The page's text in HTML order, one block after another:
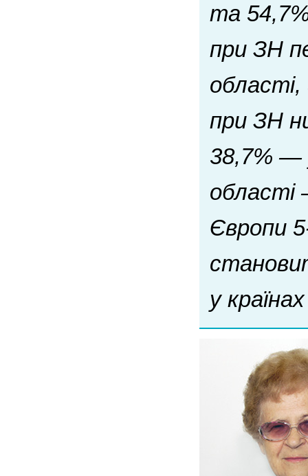
та
при ЗН
при ЗН
38,7% —
області
Європи
у